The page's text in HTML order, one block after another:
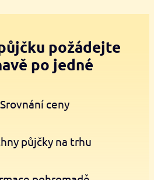
požádejte
po jedné
Srovnání ceny
půjčky na trhu